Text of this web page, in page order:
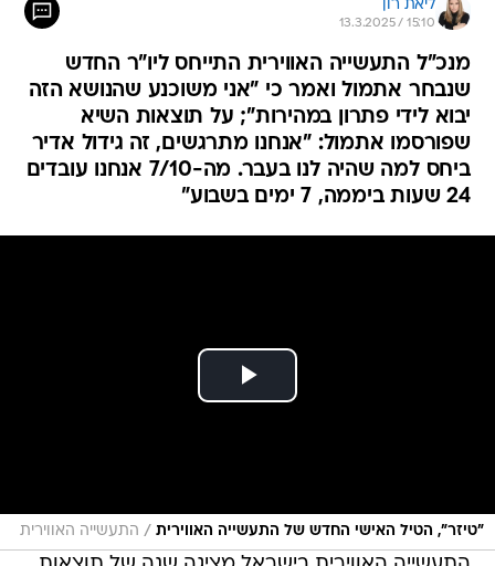
ליאת רון
13.3.2025 / 15:10
מנכ"ל התעשייה האווירית התייחס ליו"ר החדש
שנבחר אתמול ואמר כי "אני משוכנע שהנושא הזה
יבוא לידי פתרון במהירות"; על תוצאות השיא
שפורסמו אתמול: "אנחנו מתרגשים, זה גידול אדיר
ביחס למה שהיה לנו בעבר. מה-7/10 אנחנו עובדים
24 שעות ביממה, 7 ימים בשבוע"
"טיזר", הטיל האישי החדש של התעשייה האווירית / התעשייה האווירית